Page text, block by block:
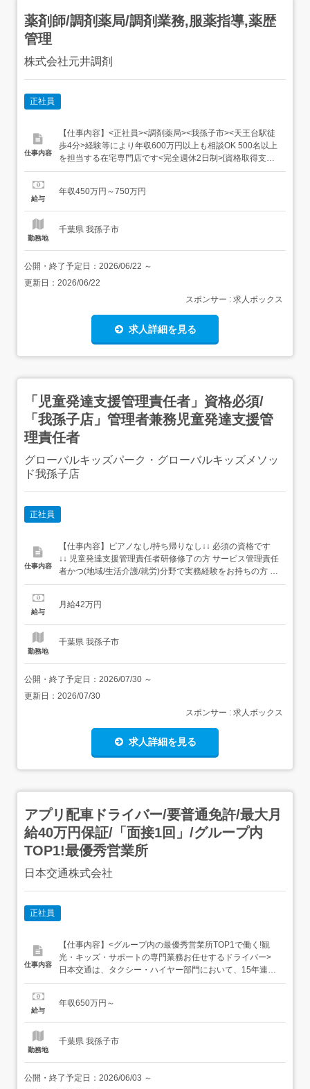
薬剤師/調剤薬局/調剤業務,服薬指導,薬歴
管理
株式会社元井調剤
正社員
仕事内容
【仕事内容】<正社員><調剤薬局><我孫子市><天王台駅徒
歩4分>経験等により年収600万円以上も相談OK 500名以上
を担当する在宅専門店です<完全週休2日制>[資格取得支援]
[在宅業務あり][車通勤OK][未経験OK][[新卒]応募歓迎][ブラ
てくれる企業! < 株式会社元井調剤 >2017年設立、地域に根
給与
年収450万円～750万円
勤務地
千葉県 我孫子市
公開・終了予定日： 2026/06/22 ～
更新日： 2026/06/22
スポンサー : 求人ボックス
求人詳細を見る
「児童発達支援管理責任者」資格必須/
「我孫子店」管理者兼務児童発達支援管
理責任者
グローバルキッズパーク・グローバルキッズメソッ
ド我孫子店
正社員
仕事内容
【仕事内容】ピアノなし/持ち帰りなし↓↓ 必須の資格です
↓↓ 児童発達支援管理責任者研修修了の方 サービス管理責任
者かつ(地域/生活介護/就労)分野で実務経験をお持ちの方 障
がい者に関する仕事に5年以上従事した方『サビ管』資格
さい! <主な業務> LD・ADHD、自閉症等のお子様のサポー
給与
月給42万円
勤務地
千葉県 我孫子市
公開・終了予定日： 2026/07/30 ～
更新日： 2026/07/30
スポンサー : 求人ボックス
求人詳細を見る
アプリ配車ドライバー/要普通免許/最大月
給40万円保証/「面接1回」/グループ内
TOP1!最優秀営業所
日本交通株式会社
正社員
仕事内容
【仕事内容】<グループ内の最優秀営業所TOP1で働く!観
光・キッズ・サポートの専門業務お任せするドライバー>
日本交通は、タクシー・ハイヤー部門において、15年連続
で業界売上N1を誇るグループです。今回は、グループの中
て、アプリ配車ドライバーを募集します!アプリ配車ドライ
給与
年収650万円～
勤務地
千葉県 我孫子市
公開・終了予定日： 2026/06/03 ～